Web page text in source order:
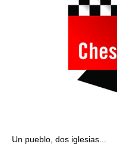
Un pueblo, dos iglesias...